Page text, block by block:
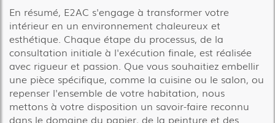
En résumé, E2AC s'engage à transformer votre
intérieur en un environnement chaleureux et
esthétique. Chaque étape du processus, de la
consultation initiale à l'exécution finale, est réalisée
avec rigueur et passion. Que vous souhaitiez embellir
une pièce spécifique, comme la cuisine ou le salon, ou
repenser l'ensemble de votre habitation, nous
mettons à votre disposition un savoir-faire reconnu
dans le domaine du papier, de la peinture et des